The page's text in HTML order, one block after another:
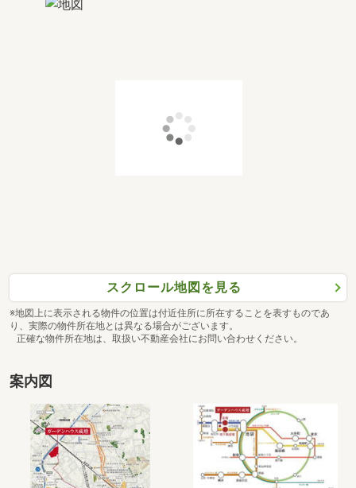
スクロール地図を見る
※地図上に表示される物件の位置は付近住所に所在することを表すものであ
り、実際の物件所在地とは異なる場合がございます。
正確な物件所在地は、取扱い不動産会社にお問い合わせください。
案内図